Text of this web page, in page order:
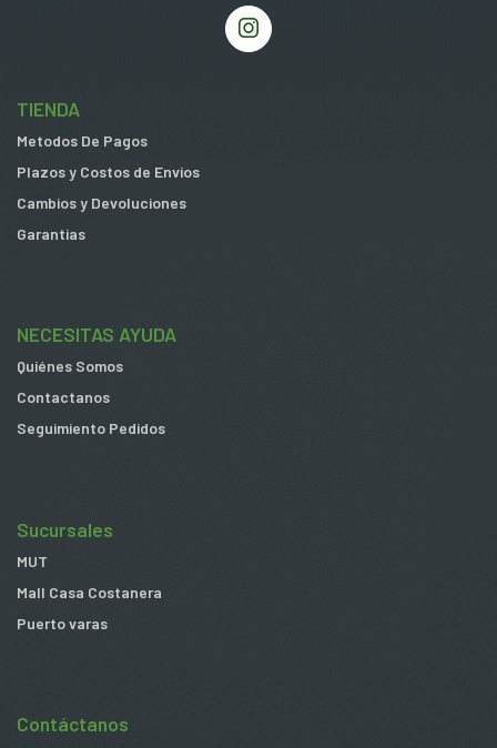
TIENDA
Metodos De Pagos
Plazos y Costos de Envios
Cambios y Devoluciones
Garantias
NECESITAS AYUDA
Quiénes Somos
Contactanos
Seguimiento Pedidos
Sucursales
MUT
Mall Casa Costanera
Puerto varas
Contáctanos